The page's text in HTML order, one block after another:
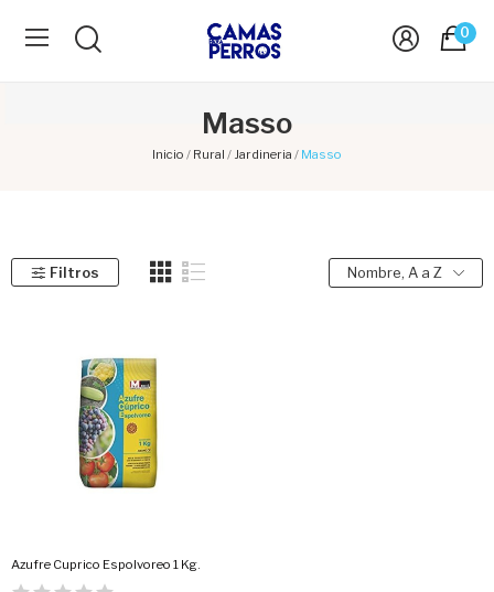
0
Masso
Inicio Rural Jardineria Masso
Filtros Nombre, A a Z
Azufre Cuprico Espolvoreo 1 Kg.